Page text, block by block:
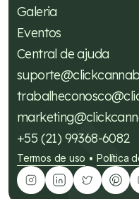
Galeria
Eventos
Central de ajuda
+55 (21) 99368-6082
Termos de uso • Política